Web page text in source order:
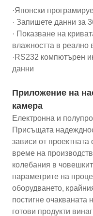
·Японски
· Запишете данни за
· Показване на
влажността в реално
·RS232 компютърен
данни
Приложение на
камера
Електронна и
Присъщата
зависи от
време на
колебания в
параметрите на
оборудването,
постигне очакваната
готови продукти